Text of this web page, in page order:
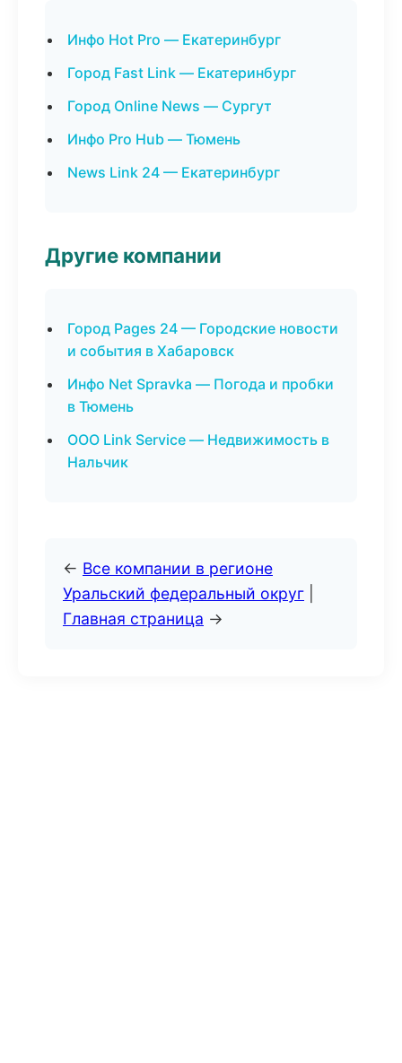
Инфо Hot Pro — Екатеринбург
Город Fast Link — Екатеринбург
Город Online News — Сургут
Инфо Pro Hub — Тюмень
News Link 24 — Екатеринбург
Другие компании
Город Pages 24 — Городские новости
и события в Хабаровск
Инфо Net Spravka — Погода и пробки
в Тюмень
ООО Link Service — Недвижимость в
Нальчик
← Все компании в регионе
Уральский федеральный округ
Главная страница →